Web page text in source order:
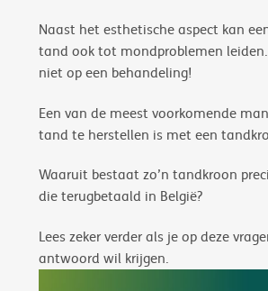
Naast het esthetische aspect kan
tand ook tot mondproblemen
niet op een behandeling!
Een van de meest voorkomende
tand te herstellen is met een
Waaruit bestaat zo’n tandkroon
die terugbetaald in België?
Lees zeker verder als je op deze
antwoord wil krijgen.